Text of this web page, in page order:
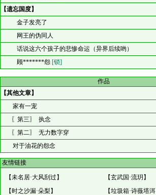
【遗忘国度】
金子发亮了
网王的伪同人
话说这六个孩子的悲惨命运（异界后续哟）
顾*******怨 [锁]
作品
【其他文章】
家有一宠
〖第三〗 执念
〖第二〗 无力数字穿
对于油花的怨念
友情链接
【未名居·大风刮过 】 【玄武国·流玥 】
【 时之沙漏·朵梨】 【垃圾箱·诗薇塔洱